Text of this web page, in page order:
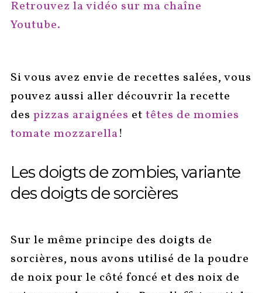
Retrouvez la vidéo sur ma chaîne
Youtube.
Si vous avez envie de recettes salées, vous
pouvez aussi aller découvrir la recette
des pizzas araignées et têtes de momies
tomate mozzarella!
Les doigts de zombies, variante
des doigts de sorcières
Sur le même principe des doigts de
sorcières, nous avons utilisé de la poudre
de noix pour le côté foncé et des noix de